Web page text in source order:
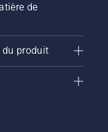
de
produit